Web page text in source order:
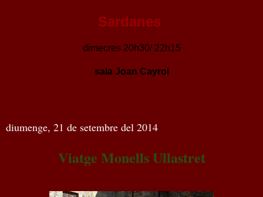
Sardanes
dimecres 20h30/ 22h15
sala Joan Cayrol
diumenge, 21 de setembre del 2014
Viatge Monells Ullastret